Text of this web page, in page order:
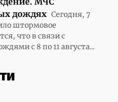
дождях Сегодня, 7
штормовое
что в связи с
с 8 по 11 августа...